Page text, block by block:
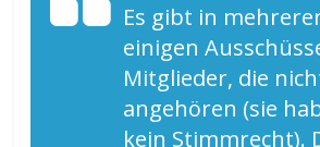
Es gibt in
einigen
Mitglieder, die
angehören (sie
kein Stimmrecht).